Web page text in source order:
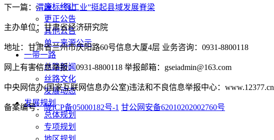
废标终止
更正公告
其他公告
单一来源公示
一带一路
丝路新闻
丝路文化
发展动态
发展规划
总体规划
专项规划
下一篇：渭源：“强工业”挺起县域发展脊梁
主办单位：甘肃省经济研究院
地址：甘肃省兰州市庆阳路60号信息大厦4层 业务咨询：0931-8800118
网上有害信息举报：0931-8800118 举报邮箱：gseiadmin@163.com
中央网信办(国家互联网信息办公室)违法和不良信息举报中心：www.12377.cn
备案编号：陇ICP备05000182号-1 甘公网安备62010202002760号